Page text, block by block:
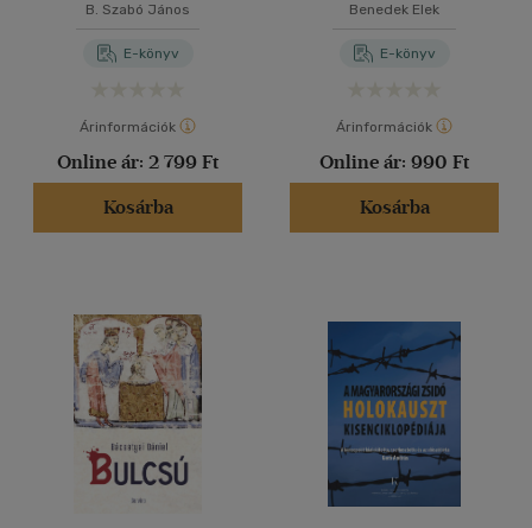
B. Szabó János
E-könyv
Árinformációk
Online ár: 2 799 Ft
Kosárba
Benedek Elek
E-könyv
Árinformációk
Online ár: 990 Ft
Kosárba